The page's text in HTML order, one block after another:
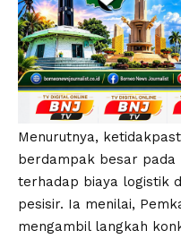
Menurutnya,
berdampak besar
terhadap biaya logistik
pesisir. Ia menilai,
mengambil langkah